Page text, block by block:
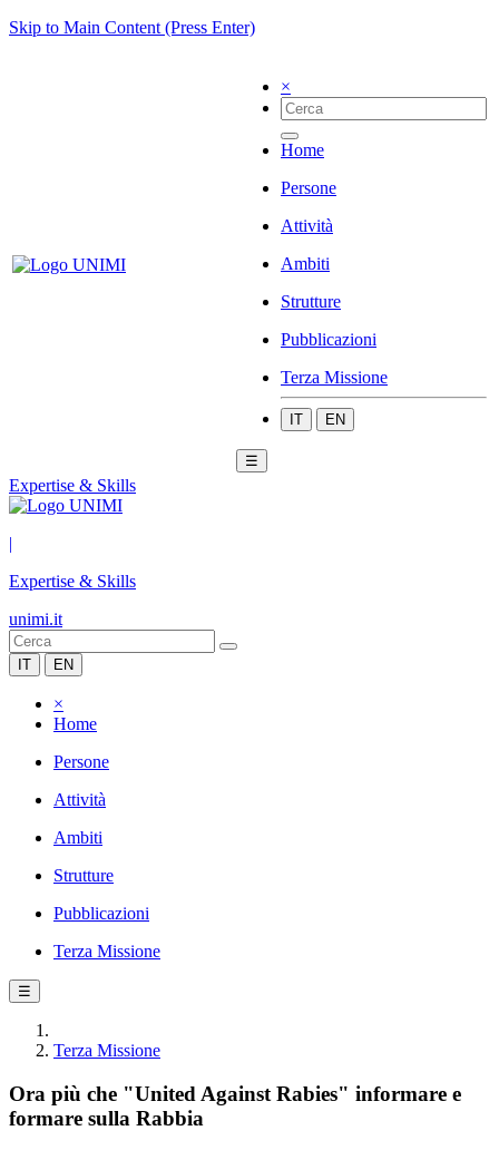
Skip to Main Content (Press Enter)
×
Home
Persone
Attività
Ambiti
Strutture
Pubblicazioni
Terza Missione
IT EN
☰
Expertise & Skills
|
Expertise & Skills
unimi.it
IT EN
×
Home
Persone
Attività
Ambiti
Strutture
Pubblicazioni
Terza Missione
☰
Terza Missione
Ora più che "United Against Rabies" informare e
formare sulla Rabbia